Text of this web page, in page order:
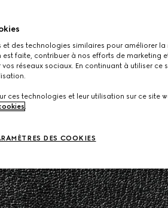
et des technologies similaires pour améliorer la
faite, contribuer à nos efforts de marketing
réseaux sociaux. En continuant à utiliser ce
ces technologies et leur utilisation sur ce site
.
DES COOKIES